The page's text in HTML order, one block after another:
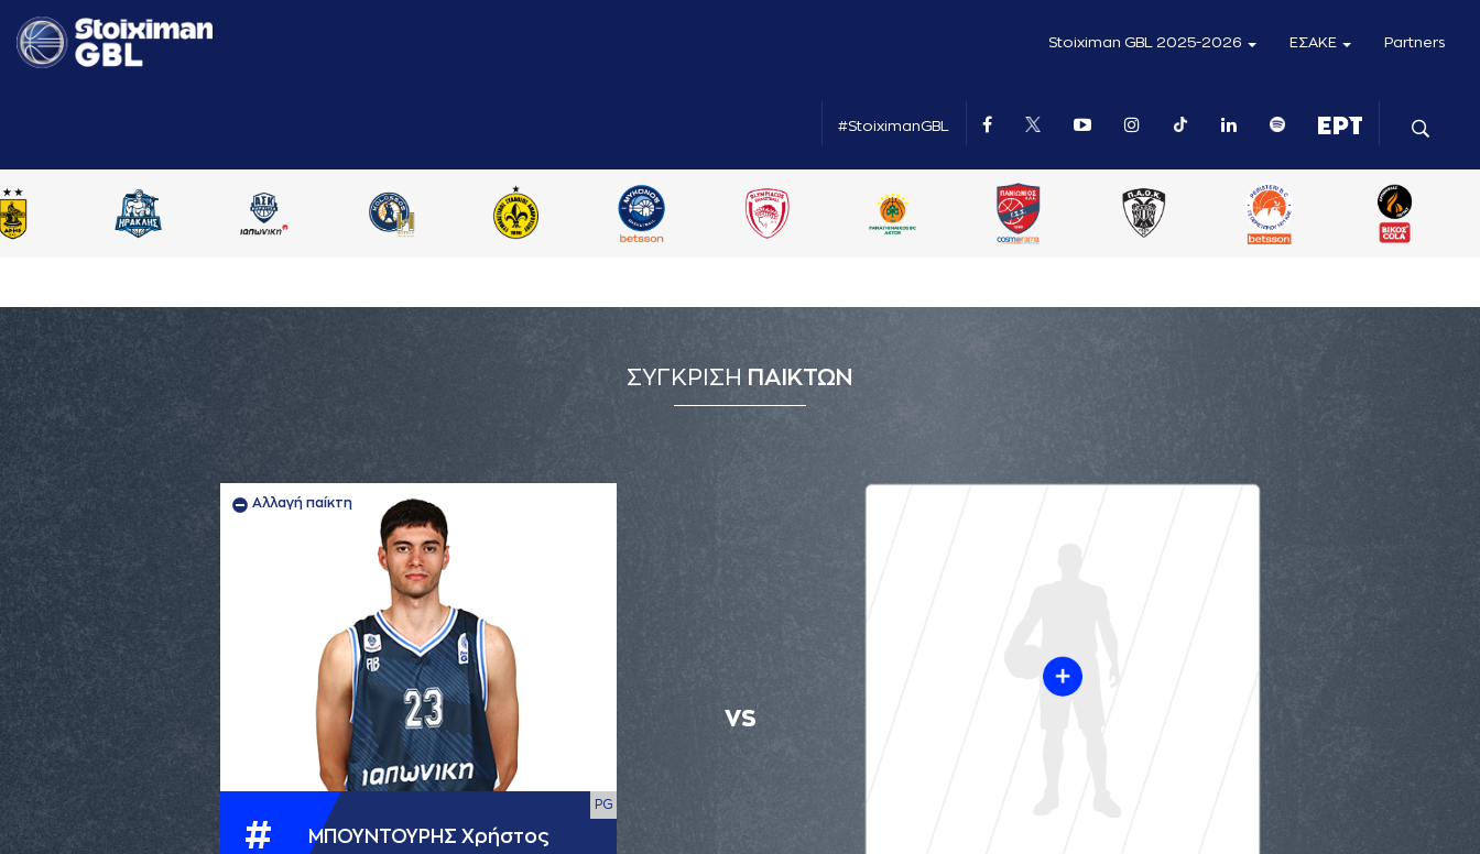
Stoiximan GBL 2025-2026 ΕΣΑΚΕ Partners
#StoiximanGBL
AΡΧΙΚΗ STOIXIMAN GBL 2025-2026 ΣΥΓΚΡΙΣΗ ΠAΙΚΤΩΝ
ΣΥΓΚΡΙΣΗ ΠΑΙΚΤΩΝ
# ΜΠΟΥΝΤΟΥΡΗΣ Χρήστος
PG
Αλλαγή παίκτη
VS